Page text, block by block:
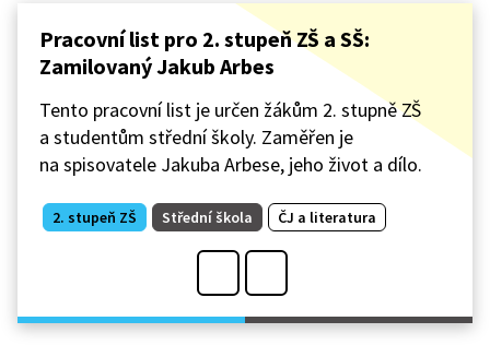
Pracovní list pro 2. stupeň ZŠ a SŠ:
Zamilovaný Jakub Arbes
Tento pracovní list je určen žákům 2. stupně ZŠ
a studentům střední školy. Zaměřen je
na spisovatele Jakuba Arbese, jeho život a dílo.
2. stupeň ZŠ Střední škola ČJ a literatura